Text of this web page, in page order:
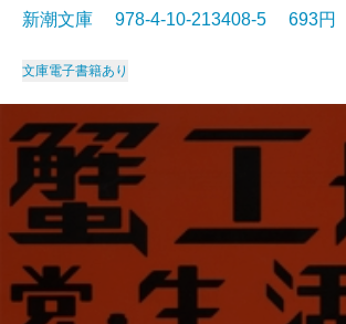
新潮文庫 978-4-10-213408-5 693円
文庫電子書籍あり